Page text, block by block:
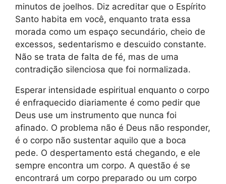
minutos de joelhos. Diz acreditar que o Espírito
Santo habita em você, enquanto trata essa
morada como um espaço secundário, cheio de
excessos, sedentarismo e descuido constante.
Não se trata de falta de fé, mas de uma
contradição silenciosa que foi normalizada.
Esperar intensidade espiritual enquanto o corpo
é enfraquecido diariamente é como pedir que
Deus use um instrumento que nunca foi
afinado. O problema não é Deus não responder,
é o corpo não sustentar aquilo que a boca
pede. O despertamento está chegando, e ele
sempre encontra um corpo. A questão é se
encontrará um corpo preparado ou um corpo